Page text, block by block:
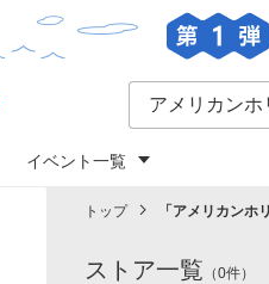
イベント一覧
トップ 「 アメリカンホ
ストア一覧 （0件）